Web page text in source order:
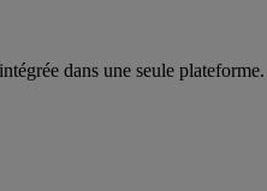
dans une seule plateforme.